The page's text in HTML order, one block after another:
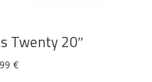
Twenty 20″
€